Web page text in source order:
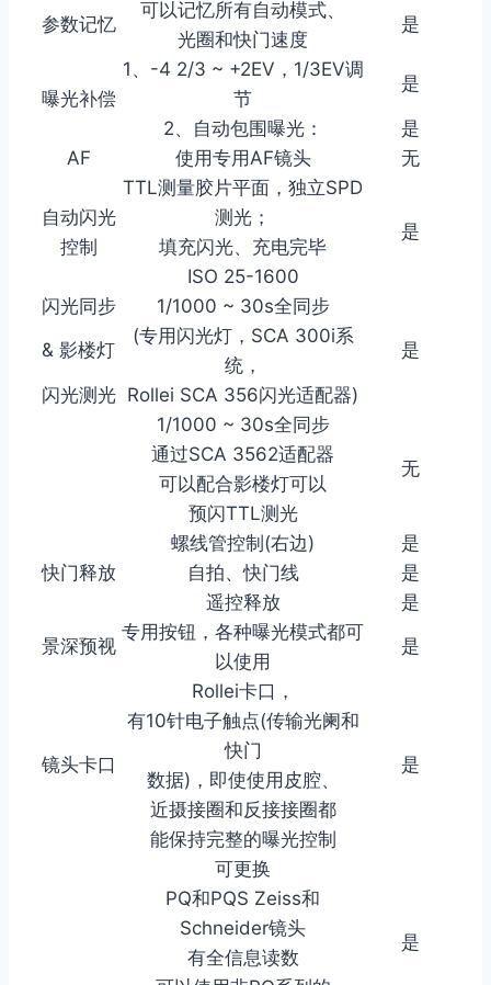
参数记忆
可以记忆所有自动模式、
是
光圈和快门速度
曝光补偿
1、-4 2/3 ~ +2EV，1/3EV调
节
是
2、自动包围曝光：
是
AF
使用专用AF镜头 无
自动闪光
控制
TTL测量胶片平面，独立SPD
测光；
是
填充闪光、充电完毕
ISO 25-1600
闪光同步
1/1000 ~ 30s全同步
是
& 影楼灯
(专用闪光灯，SCA 300i系
统，
闪光测光 Rollei SCA 356闪光适配器)
1/1000 ~ 30s全同步
无
通过SCA 3562适配器
可以配合影楼灯可以
预闪TTL测光
快门释放
螺线管控制(右边)
是
自拍、快门线
是
遥控释放
是
景深预视
专用按钮，各种曝光模式都可
以使用
是
镜头卡口
Rollei卡口，
是
有10针电子触点(传输光阑和
快门
数据)，即使使用皮腔、
近摄接圈和反接接圈都
能保持完整的曝光控制
可更换
是
PQ和PQS Zeiss和
Schneider镜头
有全信息读数